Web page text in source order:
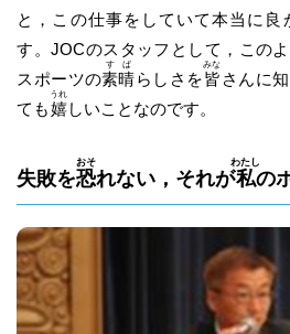
と，この仕事をしていて本当に良
す。JOCのスタッフとして，この
スポーツの素晴
すば
らしさを皆
みな
さんに
ても嬉
うれ
しいことなのです。
失敗を恐
おそ
れない，それが私
わたし
の